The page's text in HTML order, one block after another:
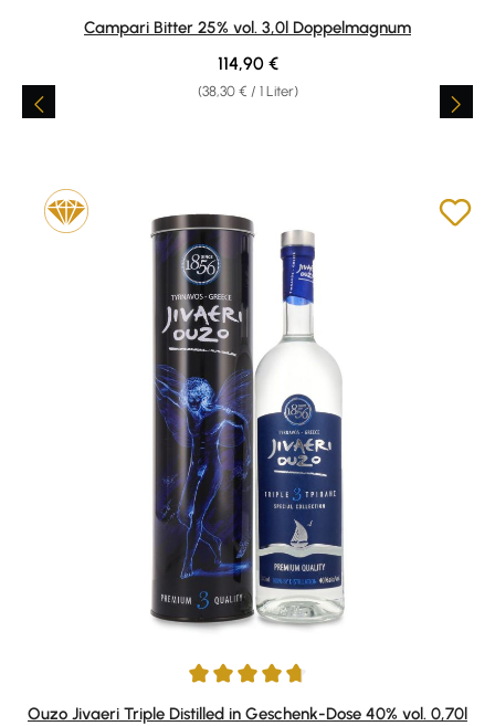
Durchschnittliche Bewertung von 5 von 5 Sternen
Campari Bitter 25% vol. 3,0l Doppelmagnum
(38,30 € / 1 Liter)
Regulärer Preis:
114,90 €
Durchschnittliche Bewertung von 4.67 von 5 Sternen
Ouzo Jivaeri Triple Distilled in Geschenk-Dose 40% vol. 0,70l